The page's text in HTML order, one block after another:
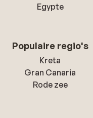
Egypte
Populaire regio's
Kreta
Gran Canaria
Rode zee